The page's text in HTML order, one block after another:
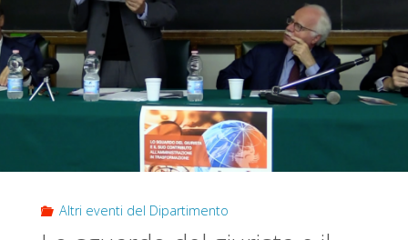
Altri eventi del Dipartimento